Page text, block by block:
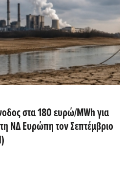
στα 180 ευρώ/MWh για
ΝΔ Ευρώπη τον Σεπτέμβριο